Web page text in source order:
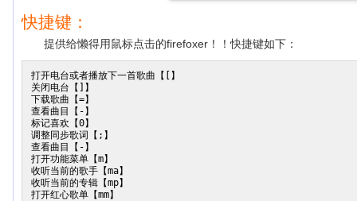
快捷键：
提供给懒得用鼠标点击的firefoxer！！快捷键如下：
打开电台或者播放下一首歌曲【[】
关闭电台【]】
下载歌曲【=】
查看曲目【-】
标记喜欢【0】
调整同步歌词【;】
查看曲目【-】
打开功能菜单【m】
收听当前的歌手【ma】
收听当前的专辑【mp】
打开红心歌单【mm】